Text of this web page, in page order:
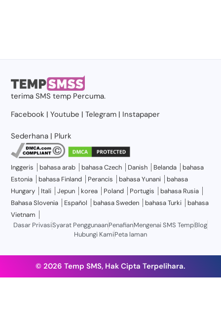
terimaSMS temp Percuma.
Facebook |Youtube |Telegram | Instapaper
Sederhana | Plurk
Inggeris bahasa arab bahasa Czech Danish Belanda
bahasa
Estonia
bahasa Finland Perancis bahasa Yunani
bahasa
Hungary
Itali Jepun korea Poland Portugis
bahasa Rusia
Bahasa Slovenia
Español bahasa Sweden bahasa Turki
bahasa
Vietnam
Dasar PrivasiSyarat PenggunaanPenafianMengenai SMS TempBlog
Hubungi KamiPeta laman
© 2026 Temp SMS, Hak Cipta Terpelihara.